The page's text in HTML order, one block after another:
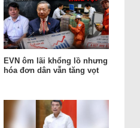
EVN ôm lãi khổng lồ nhưng
hóa đơn dân vẫn tăng vọt